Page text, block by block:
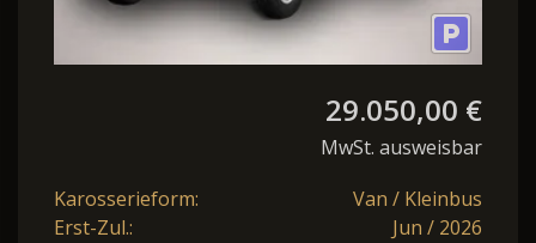
29.050,00 €
MwSt. ausweisbar
Karosserieform:
Van / Kleinbus
Erst-Zul.:
Jun / 2026